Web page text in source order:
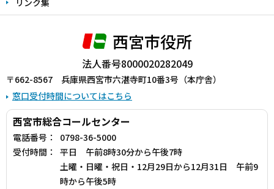
リンク集
西宮市役所
法人番号8000020282049
〒662-8567 兵庫県西宮市六湛寺町10番3号（本庁舎）
窓口受付時間についてはこちら
西宮市総合コールセンター
電話番号：
0798-36-5000
受付時間：
平日 午前8時30分から午後7時
土曜・日曜・祝日・12月29日から12月31日 午前9
時から午後5時